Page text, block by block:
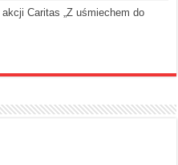
Caritas „Z uśmiechem do